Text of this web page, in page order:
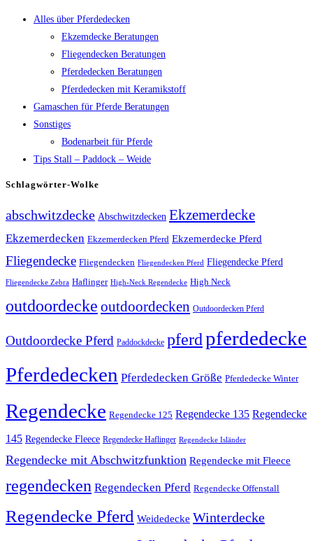
Alles über Pferdedecken
Ekzemdecke Beratungen
Fliegendecken Beratungen
Pferdedecken Beratungen
Pferdedecken mit Keramikstoff
Gamaschen für Pferde Beratungen
Sonstiges
Bodenarbeit für Pferde
Tips Stall – Paddock – Weide
Schlagwörter-Wolke
abschwitzdecke Abschwitzdecken Ekzemerdecke
Ekzemerdecken Ekzemerdecken Pferd Ekzemerdecke Pferd
Fliegendecke Fliegendecken Fliegendecken Pferd Fliegendecke Pferd
Fliegendecke Zebra Haflinger High-Neck Regendecke High Neck
outdoordecke outdoordecken Outdoordecken Pferd
Outdoordecke Pferd Paddockdecke pferdpferdedecke
Pferdedecken Pferdedecken Größe Pferdedecke Winter
Regendecke Regendecke 125 Regendecke 135 Regendecke
145 Regendecke Fleece Regendecke Haflinger Regendecke Isländer
Regendecke mit Abschwitzfunktion Regendecke mit Fleece
regendecken Regendecken Pferd Regendecke Offenstall
Regendecke Pferd Weidedecke Winterdecke